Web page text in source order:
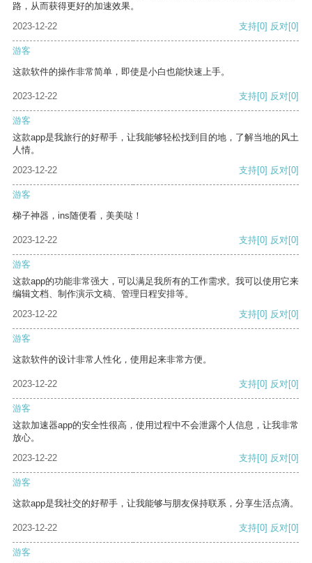
路，从而获得更好的加速效果。
2023-12-22
支持[0] 反对[0]
游客
这款软件的操作非常简单，即使是小白也能快速上手。
2023-12-22 支持[0] 反对[0]
游客
这款app是我旅行的好帮手，让我能够轻松找到目的地，了解当地的风土
人情。
2023-12-22
支持[0] 反对[0]
游客
梯子神器，ins随便看，美美哒！
2023-12-22 支持[0] 反对[0]
游客
这款app的功能非常强大，可以满足我所有的工作需求。我可以使用它来
编辑文档、制作演示文稿、管理日程安排等。
2023-12-22
支持[0] 反对[0]
游客
这款软件的设计非常人性化，使用起来非常方便。
2023-12-22 支持[0] 反对[0]
游客
这款加速器app的安全性很高，使用过程中不会泄露个人信息，让我非常
放心。
2023-12-22
支持[0] 反对[0]
游客
这款app是我社交的好帮手，让我能够与朋友保持联系，分享生活点滴。
2023-12-22 支持[0] 反对[0]
游客